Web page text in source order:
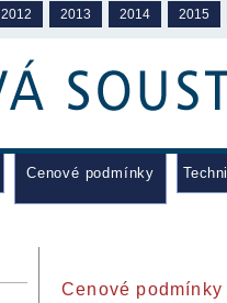
2012 2013 2014 2015
Cenové podmínky
Cenové podmínky